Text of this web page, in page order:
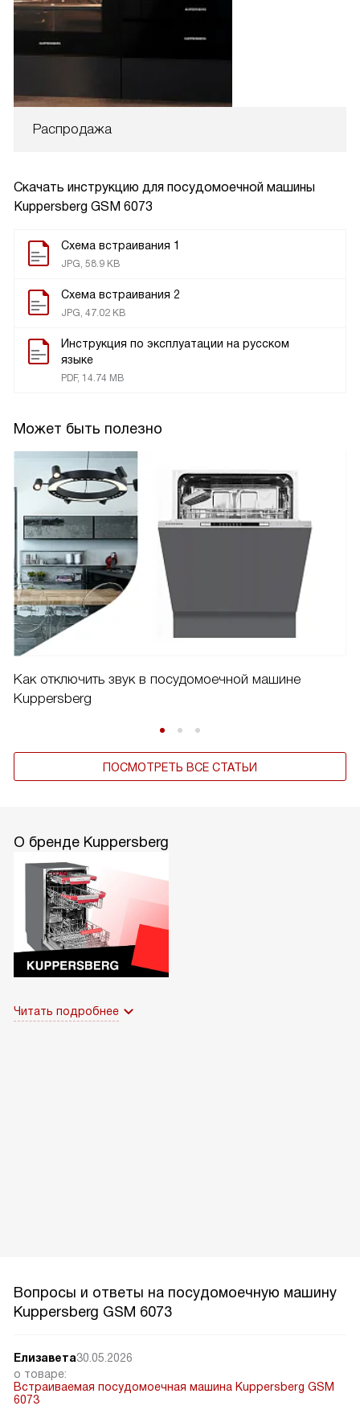
Распродажа
Скачать инструкцию для посудомоечной машины
Kuppersberg GSM 6073
Схема встраивания 1
JPG, 58.9 KB
Схема встраивания 2
JPG, 47.02 KB
Инструкция по эксплуатации на русском
языке
PDF, 14.74 MB
Может быть полезно
Как отключить звук в посудомоечной машине
Kuppersberg
ПОСМОТРЕТЬ ВСЕ СТАТЬИ
О бренде Kuppersberg
Читать подробнее
Вопросы и ответы на посудомоечную машину
Kuppersberg GSM 6073
Елизавета30.05.2026
о товаре:
Встраиваемая посудомоечная машина Kuppersberg GSM
6073